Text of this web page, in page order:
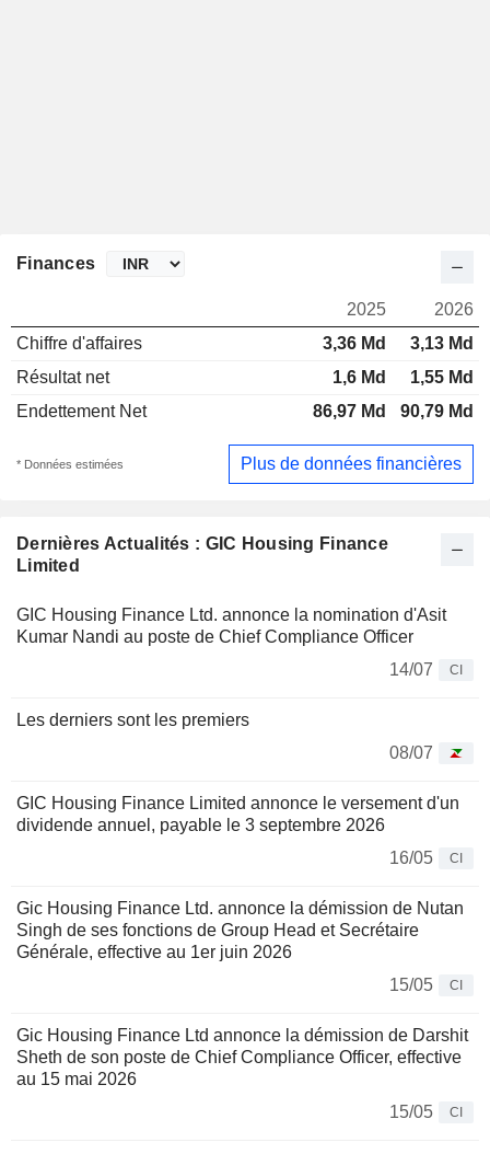
Dernières Actualités : GIC Housing Finance
Limited
GIC Housing Finance Ltd. annonce la nomination d'Asit
Kumar Nandi au poste de Chief Compliance Officer
14/07
CI
Les derniers sont les premiers
08/07
GIC Housing Finance Limited annonce le versement d'un
dividende annuel, payable le 3 septembre 2026
16/05
CI
Gic Housing Finance Ltd. annonce la démission de Nutan
Singh de ses fonctions de Group Head et Secrétaire
Générale, effective au 1er juin 2026
15/05
CI
Gic Housing Finance Ltd annonce la démission de Darshit
Sheth de son poste de Chief Compliance Officer, effective
au 15 mai 2026
15/05
CI
Finances
2025
2026
Chiffre d'affaires
3,36 Md
3,13 Md
Résultat net
1,6 Md
1,55 Md
Endettement Net
86,97 Md 90,79 Md
* Données estimées Plus de données financières